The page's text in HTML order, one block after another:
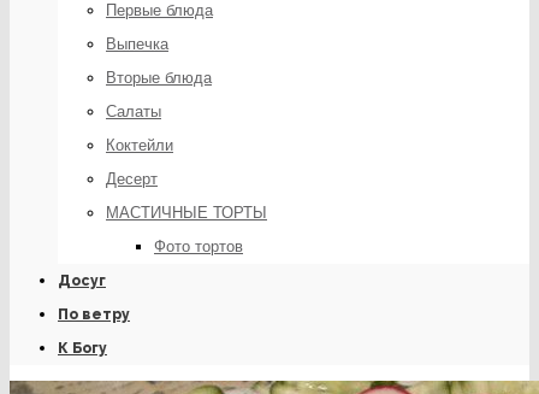
Первые блюда
Выпечка
Вторые блюда
Салаты
Коктейли
Десерт
МАСТИЧНЫЕ ТОРТЫ
Фото тортов
Досуг
По ветру
К Богу